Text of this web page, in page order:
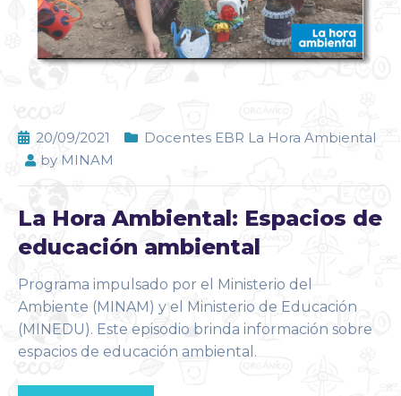
20/09/2021
Docentes EBR La Hora Ambiental
by MINAM
La Hora Ambiental: Espacios de
educación ambiental
Programa impulsado por el Ministerio del
Ambiente (MINAM) y el Ministerio de Educación
(MINEDU). Este episodio brinda información sobre
espacios de educación ambiental.